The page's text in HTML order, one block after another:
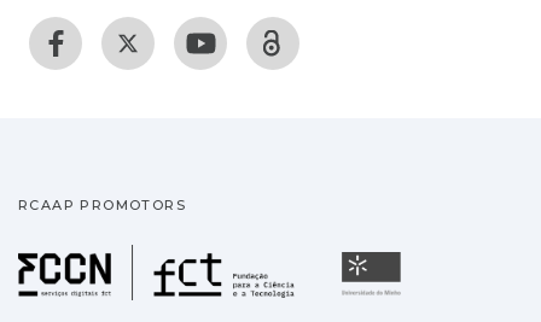
RCAAP PROMOTORS
Fundação para a